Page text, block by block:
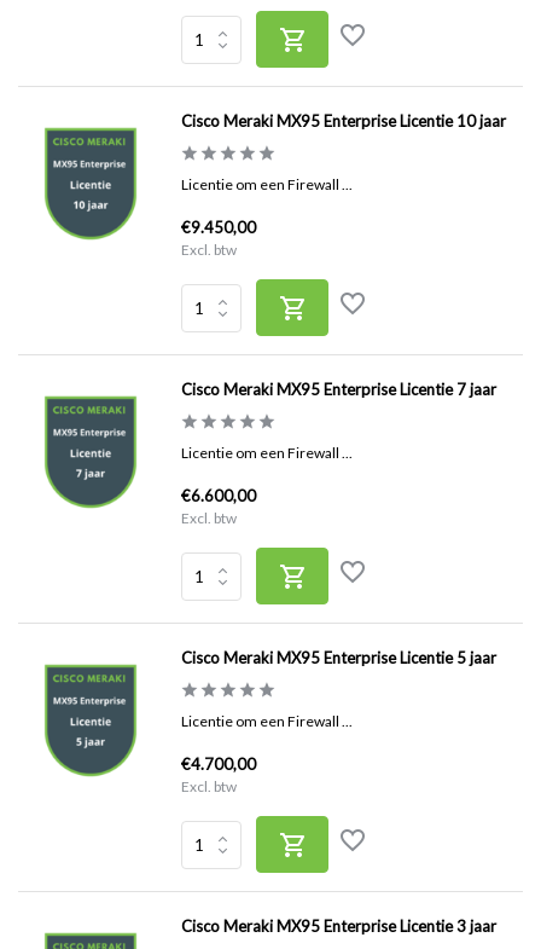
Cisco Meraki MX95 Enterprise Licentie 10 jaar
Licentie om een Firewall ...
€9.450,00
Excl. btw
Cisco Meraki MX95 Enterprise Licentie 7 jaar
Licentie om een Firewall ...
€6.600,00
Excl. btw
Cisco Meraki MX95 Enterprise Licentie 5 jaar
Licentie om een Firewall ...
€4.700,00
Excl. btw
Cisco Meraki MX95 Enterprise Licentie 3 jaar